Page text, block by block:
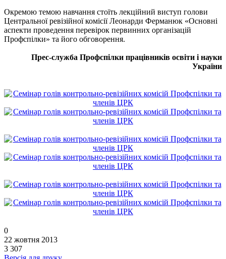
Окремою темою навчання стоїть лекційний виступ голови
Центральної ревізійної комісії Леонарди Ферманюк «Основні
аспекти проведення перевірок первинних організацій
Профспілки» та його обговорення.
Прес-служба Профспілки працівників освіти і науки
України
0
22 жовтня 2013
3 307